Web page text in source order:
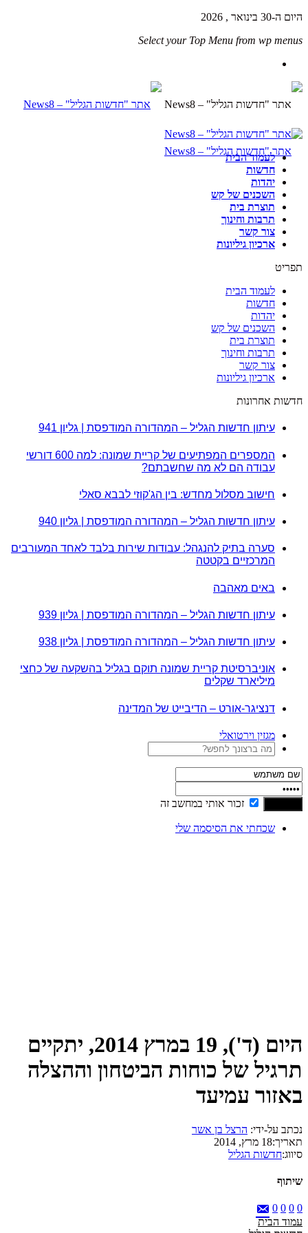
היום ה-30 בינואר , 2026
Select your Top Menu from wp menus
לעמוד הבית
חדשות
יהדות
השכנים של קש
תוצרת בית
תרבות וחינוך
צור קשר
ארכיון גיליונות
תפריט
לעמוד הבית
חדשות
יהדות
השכנים של קש
תוצרת בית
תרבות וחינוך
צור קשר
ארכיון גיליונות
חדשות אחרונות
עיתון חדשות הגליל – המהדורה המודפסת | גליון 941
המספרים המפתיעים של קריית שמונה: למה 600 דורשי
עבודה הם לא מה שחשבתם?
חישוב מסלול מחדש: בין הג'קוזי לבבא סאלי
עיתון חדשות הגליל – המהדורה המודפסת | גליון 940
סערה בתיק להנגהל: עבודות שירות בלבד לאחד המעורבים
המרכזיים בקטטה
באים מאהבה
עיתון חדשות הגליל – המהדורה המודפסת | גליון 939
עיתון חדשות הגליל – המהדורה המודפסת | גליון 938
אוניברסיטת קריית שמונה תוקם בגליל בהשקעה של כחצי
מיליארד שקלים
דנציגר-אורט – הדיבייט של המדינה
מגזין וירטואלי
זכור אותי במחשב זה
שכחתי את הסיסמה שלי
היום (ד'), 19 במרץ 2014, יתקיים
תרגיל של כוחות הביטחון וההצלה
באזור עמיעד
נכתב על-ידי: הרצל בן אשר
תאריך:18 מרץ, 2014
סיווג:חדשות הגליל
שיתוף
0
0
0
0
עמוד הבית